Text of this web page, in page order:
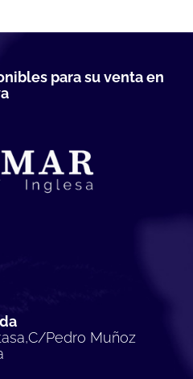
para su venta en
Pedro Muñoz